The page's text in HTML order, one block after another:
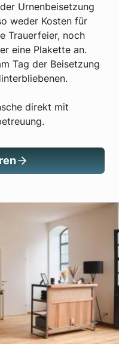
Urnenbeisetzung
weder Kosten für
Trauerfeier, noch
eine Plakette an.
Tag der Beisetzung
direkt mit